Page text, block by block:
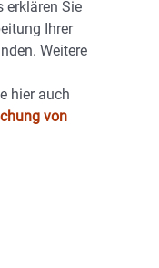
erklären Sie
Ihrer
Weitere
hier auch
von